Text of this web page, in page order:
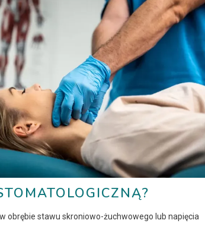
obrębie stawu skroniowo-żuchwowego lub napięcia